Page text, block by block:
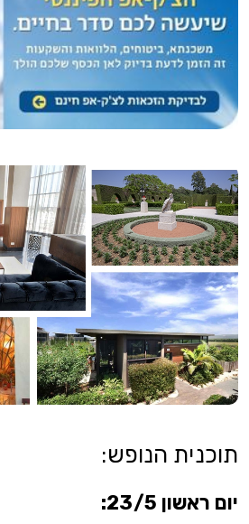
תוכנית הנופש:
יום ראשון 23/5: